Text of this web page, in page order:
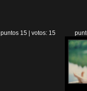
puntos 15 | votos: 15